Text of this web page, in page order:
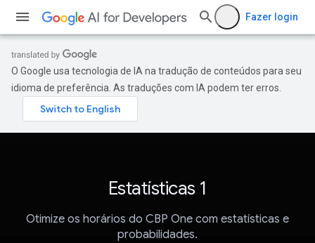
Fazer login
O Google usa tecnologia de IA na tradução de conteúdos para seu
idioma de preferência. As traduções com IA podem ter erros.
Estatísticas 1
Otimize os horários do CBP One com estatísticas e
probabilidades.